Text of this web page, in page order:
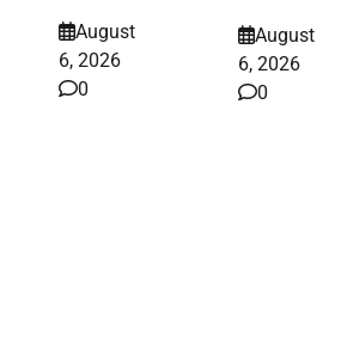
August
6, 2026
0
August
6, 2026
0